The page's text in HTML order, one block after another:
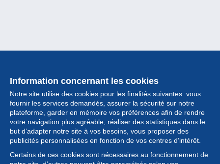
Information concernant les cookies
Notre site utilise des cookies pour les finalités suivantes :vous
fournir les services demandés, assurer la sécurité sur notre
plateforme, garder en mémoire vos préférences afin de rendre
votre navigation plus agréable, réaliser des statistiques dans le
but d’adapter notre site à vos besoins, vous proposer des
publicités personnalisées en fonction de vos centres d’intérêt.
Certains de ces cookies sont nécessaires au fonctionnement de
Collection
Actualités